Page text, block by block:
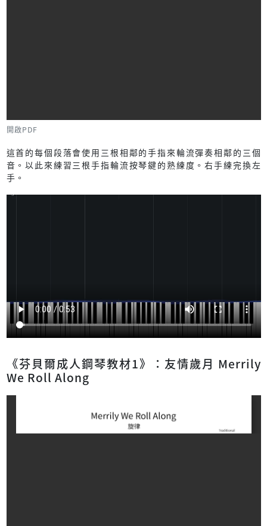
開啟PDF
這首的每個段落會使用三根相鄰的手指來輪流彈奏相鄰的三個
音。以此來練習三根手指輪流按琴鍵的熟練度。右手練完換左
手。
《芬貝爾成人鋼琴教材1》：友情歲月 Merrily
We Roll Along